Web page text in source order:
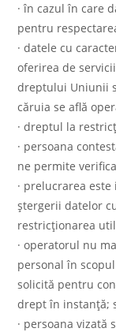
· în cazul în care
pentru
· datele cu
oferirea de
dreptului Uniunii
căruia se află
· dreptul la
· persoana
ne permite
· prelucrarea
ștergerii datelor
restricționarea
· operatorul nu
personal în
solicită pentru
drept în instanță;
· persoana vizată